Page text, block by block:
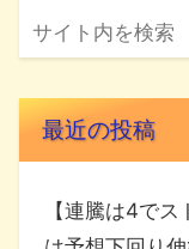
最近の投稿
【連騰は4で